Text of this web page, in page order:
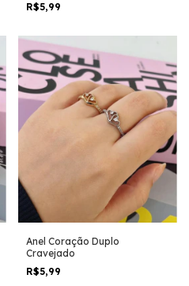
R$5,99
Anel Coração Duplo
Cravejado
R$5,99